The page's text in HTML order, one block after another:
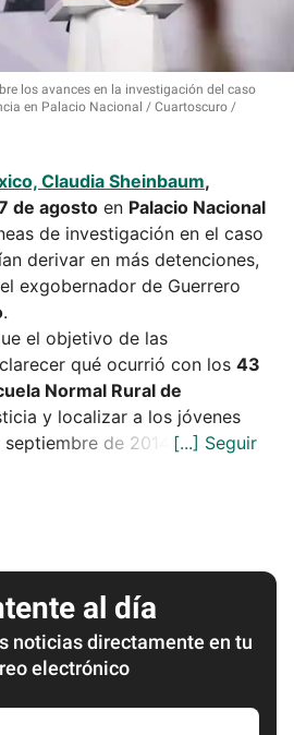
los avances en la investigación del caso
en Palacio Nacional
Cuartoscuro /
Claudia Sheinbaum,
de agosto en Palacio Nacional
de investigación en el caso
derivar en más detenciones,
exgobernador de Guerrero
.
el objetivo de las
qué ocurrió con los 43
Normal Rural de
y localizar a los jóvenes
de 2014.
al día
noticias directamente en tu
electrónico